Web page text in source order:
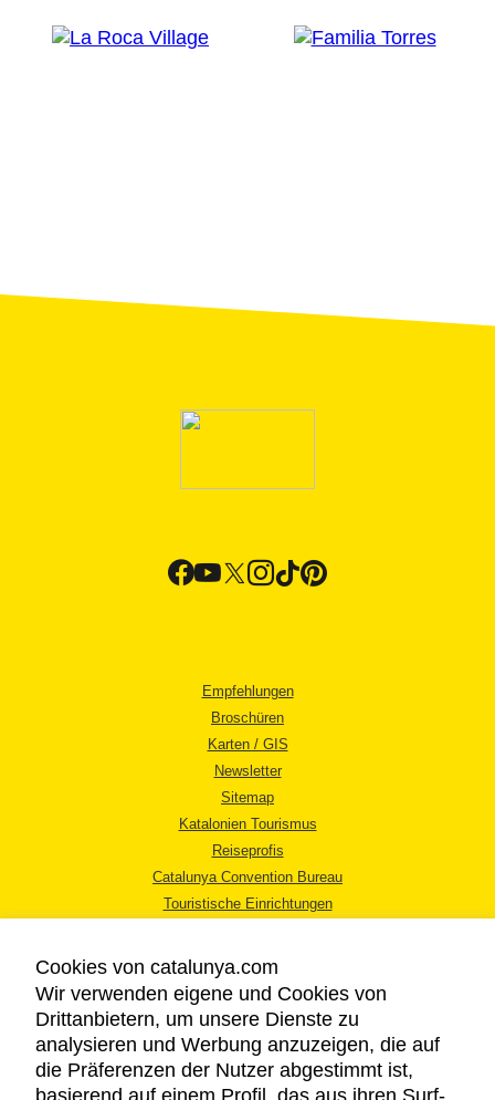
Empfehlungen
Broschüren
Karten / GIS
Newsletter
Sitemap
Katalonien Tourismus
Reiseprofis
Catalunya Convention Bureau
Touristische Einrichtungen
RECHTLICHER HINWEIS
Cookies von catalunya.com
Wir verwenden eigene und Cookies von
Drittanbietern, um unsere Dienste zu
analysieren und Werbung anzuzeigen, die auf
die Präferenzen der Nutzer abgestimmt ist,
basierend auf einem Profil, das aus ihren Surf-